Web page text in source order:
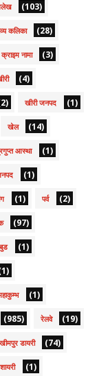
(103)
कलिका (28)
क्राइम नामा (3)
(4)
खीरी जनपद (1)
खेल (14)
आस्था (1)
(1)
(1) पर्व (2)
(97)
(1)
(1)
(985) रेलवे (19)
डायरी (74)
शायरी (1)